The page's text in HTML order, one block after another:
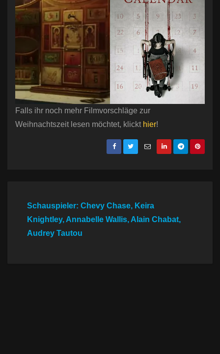
Falls ihr noch mehr Filmvorschläge zur
Weihnachtszeit lesen möchtet, klickt hier!
Schauspieler: Chevy Chase, Keira
Knightley, Annabelle Wallis, Alain Chabat,
Audrey Tautou